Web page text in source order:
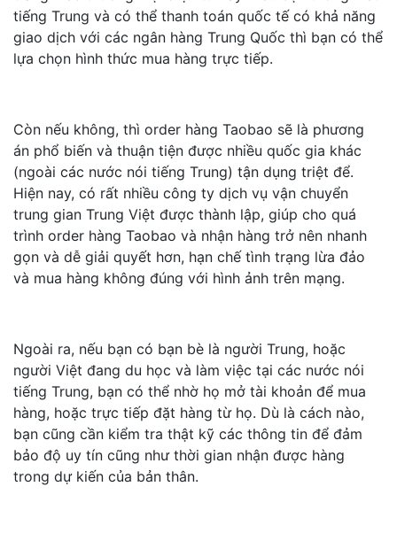
tiếng Trung và có thể thanh toán quốc tế có khả năng
giao dịch với các ngân hàng Trung Quốc thì bạn có thể
lựa chọn hình thức mua hàng trực tiếp.
Còn nếu không, thì order hàng Taobao sẽ là phương
án phổ biến và thuận tiện được nhiều quốc gia khác
(ngoài các nước nói tiếng Trung) tận dụng triệt để.
Hiện nay, có rất nhiều công ty dịch vụ vận chuyển
trung gian Trung Việt được thành lập, giúp cho quá
trình order hàng Taobao và nhận hàng trở nên nhanh
gọn và dễ giải quyết hơn, hạn chế tình trạng lừa đảo
và mua hàng không đúng với hình ảnh trên mạng.
Ngoài ra, nếu bạn có bạn bè là người Trung, hoặc
người Việt đang du học và làm việc tại các nước nói
tiếng Trung, bạn có thể nhờ họ mở tài khoản để mua
hàng, hoặc trực tiếp đặt hàng từ họ. Dù là cách nào,
bạn cũng cần kiểm tra thật kỹ các thông tin để đảm
bảo độ uy tín cũng như thời gian nhận được hàng
trong dự kiến của bản thân.